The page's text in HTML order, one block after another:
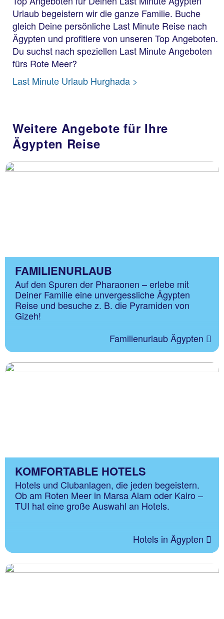
Urlaub begeistern wir die ganze Familie. Buche
gleich Deine persönliche Last Minute Reise nach
Ägypten und profitiere von unseren Top Angeboten.
Du suchst nach speziellen Last Minute Angeboten
fürs Rote Meer?
Last Minute Urlaub Hurghada >
Weitere Angebote für Ihre
Ägypten Reise
FAMILIENURLAUB
Auf den Spuren der Pharaonen – erlebe mit
Deiner Familie eine unvergessliche Ägypten
Reise und besuche z. B. die Pyramiden von
Gizeh!
Familienurlaub Ägypten
KOMFORTABLE HOTELS
Hotels und Clubanlagen, die jeden begeistern.
Ob am Roten Meer in Marsa Alam oder Kairo –
TUI hat eine große Auswahl an Hotels.
Hotels in Ägypten